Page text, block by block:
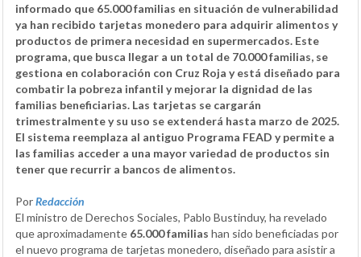
informado que 65.000 familias en situación de vulnerabilidad
ya han recibido tarjetas monedero para adquirir alimentos y
productos de primera necesidad en supermercados. Este
programa, que busca llegar a un total de 70.000 familias, se
gestiona en colaboración con Cruz Roja y está diseñado para
combatir la pobreza infantil y mejorar la dignidad de las
familias beneficiarias. Las tarjetas se cargarán
trimestralmente y su uso se extenderá hasta marzo de 2025.
El sistema reemplaza al antiguo Programa FEAD y permite a
las familias acceder a una mayor variedad de productos sin
tener que recurrir a bancos de alimentos.
PorRedacción
El ministro de Derechos Sociales, Pablo Bustinduy, ha revelado
que aproximadamente 65.000 familias han sido beneficiadas por
el nuevo programa de tarjetas monedero, diseñado para asistir a